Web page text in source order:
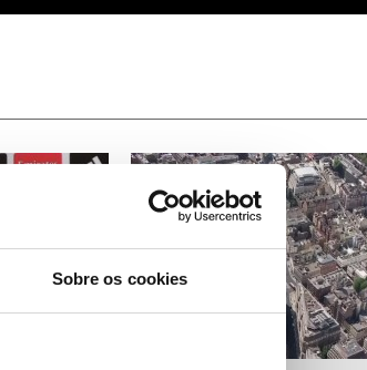
Sobre os cookies